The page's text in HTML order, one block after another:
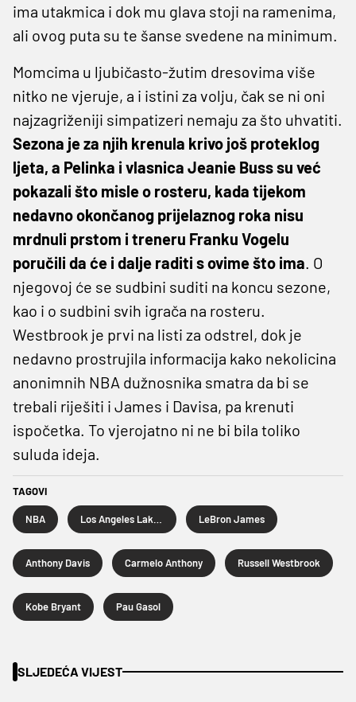
ima utakmica i dok mu glava stoji na ramenima,
ali ovog puta su te šanse svedene na minimum.
Momcima u ljubičasto-žutim dresovima više
nitko ne vjeruje, a i istini za volju, čak se ni oni
najzagriženiji simpatizeri nemaju za što uhvatiti.
Sezona je za njih krenula krivo još proteklog
ljeta, a Pelinka i vlasnica Jeanie Buss su već
pokazali što misle o rosteru, kada tijekom
nedavno okončanog prijelaznog roka nisu
mrdnuli prstom i treneru Franku Vogelu
poručili da će i dalje raditi s ovime što ima. O
njegovoj će se sudbini suditi na koncu sezone,
kao i o sudbini svih igrača na rosteru.
Westbrook je prvi na listi za odstrel, dok je
nedavno prostrujila informacija kako nekolicina
anonimnih NBA dužnosnika smatra da bi se
trebali riješiti i James i Davisa, pa krenuti
ispočetka. To vjerojatno ni ne bi bila toliko
suluda ideja.
TAGOVI
NBA LeBron James
Anthony Davis Carmelo Anthony Russell Westbrook
Kobe Bryant Pau Gasol
SLJEDEĆA VIJEST